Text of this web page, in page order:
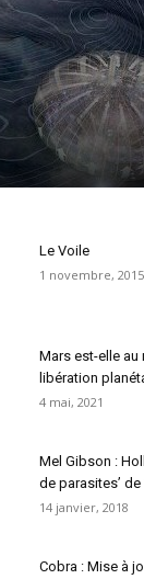
Le Voile
1 novembre, 2015
Mars est-elle au
libération
4 mai, 2021
Mel Gibson :
de parasites’ de
14 janvier, 2018
Cobra : Mise à